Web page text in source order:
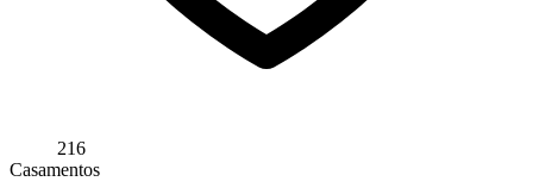
216
Casamentos